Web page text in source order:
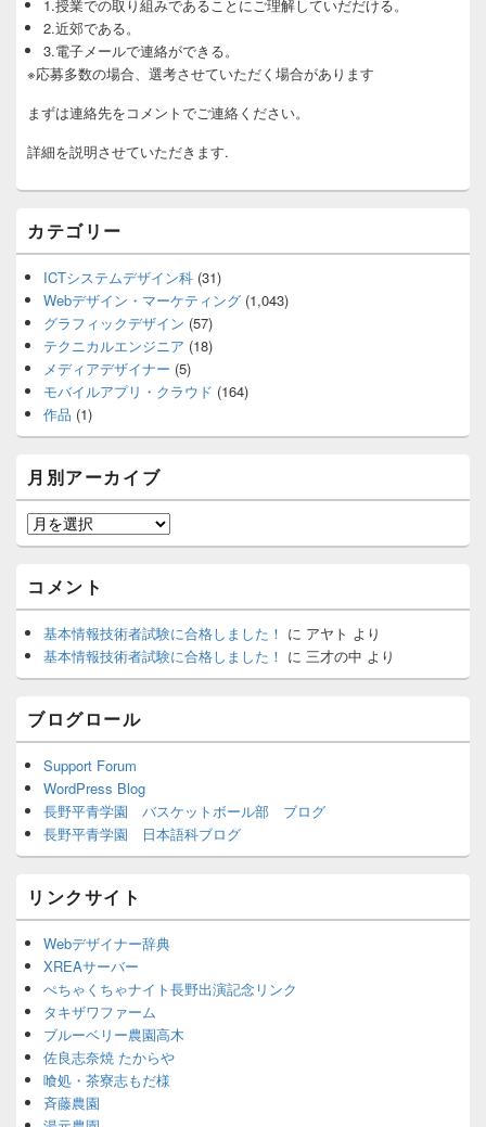
1.授業での取り組みであることにご理解していだだける。
2.近郊である。
3.電子メールで連絡ができる。
※応募多数の場合、選考させていただく場合があります
まずは連絡先をコメントでご連絡ください。
詳細を説明させていただきます.
カテゴリー
ICTシステムデザイン科 (31)
Webデザイン・マーケティング (1,043)
グラフィックデザイン (57)
テクニカルエンジニア (18)
メディアデザイナー (5)
モバイルアプリ・クラウド (164)
作品 (1)
月別アーカイブ
月
別
ー
カ
イ
ブ
コメント
基本情報技術者試験に合格しました！ に アヤト より
基本情報技術者試験に合格しました！ に 三才の中 より
ブログロール
Support Forum
WordPress Blog
長野平青学園 バスケットボール部 ブログ
長野平青学園 日本語科ブログ
リンクサイト
Webデザイナー辞典
XREAサーバー
ぺちゃくちゃナイト長野出演記念リンク
タキザワファーム
ブルーベリー農園高木
佐良志奈焼 たからや
喰処・茶寮志もだ様
斉藤農園